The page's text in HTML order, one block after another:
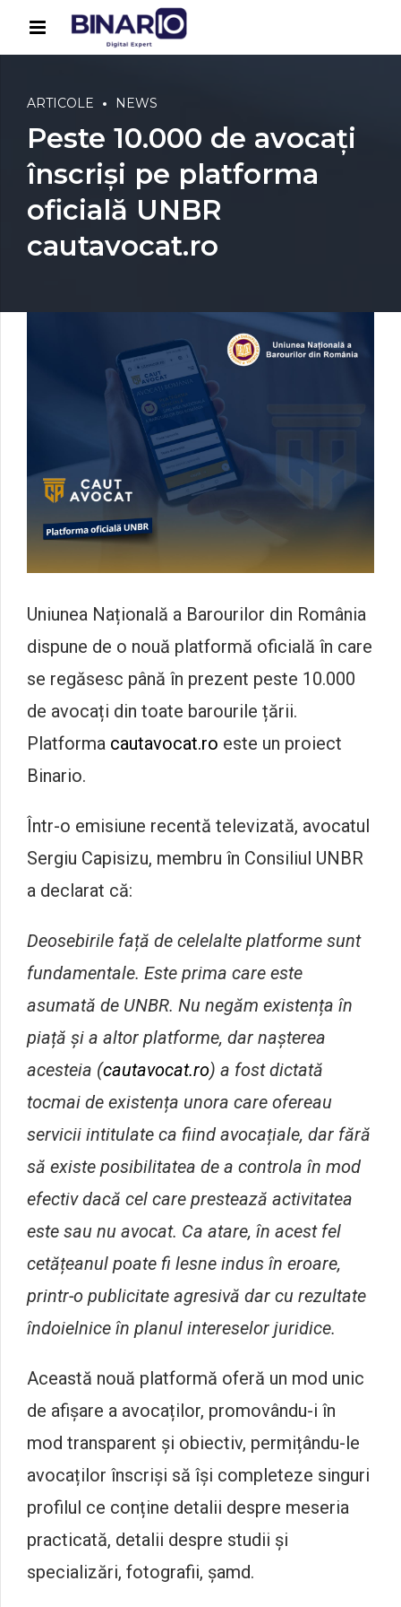
ARTICOLE NEWS
Peste 10.000 de avocați
înscriși pe platforma
oficială UNBR
cautavocat.ro
Uniunea Națională a Barourilor din România
dispune de o nouă platformă oficială în care
se regăsesc până în prezent peste 10.000
de avocați din toate barourile țării.
Platforma cautavocat.ro este un proiect
Binario.
Într-o emisiune recentă televizată, avocatul
Sergiu Capisizu, membru în Consiliul UNBR
a declarat că:
Deosebirile față de celelalte platforme sunt
fundamentale. Este prima care este
asumată de UNBR. Nu negăm existența în
piață și a altor platforme, dar nașterea
acesteia (cautavocat.ro) a fost dictată
tocmai de existența unora care ofereau
servicii intitulate ca fiind avocațiale, dar fără
să existe posibilitatea de a controla în mod
efectiv dacă cel care prestează activitatea
este sau nu avocat. Ca atare, în acest fel
cetățeanul poate fi lesne indus în eroare,
printr-o publicitate agresivă dar cu rezultate
îndoielnice în planul intereselor juridice.
Această nouă platformă oferă un mod unic
de afișare a avocaților, promovându-i în
mod transparent și obiectiv, permițându-le
avocaților înscriși să își completeze singuri
profilul ce conține detalii despre meseria
practicată, detalii despre studii și
specializări, fotografii, șamd.